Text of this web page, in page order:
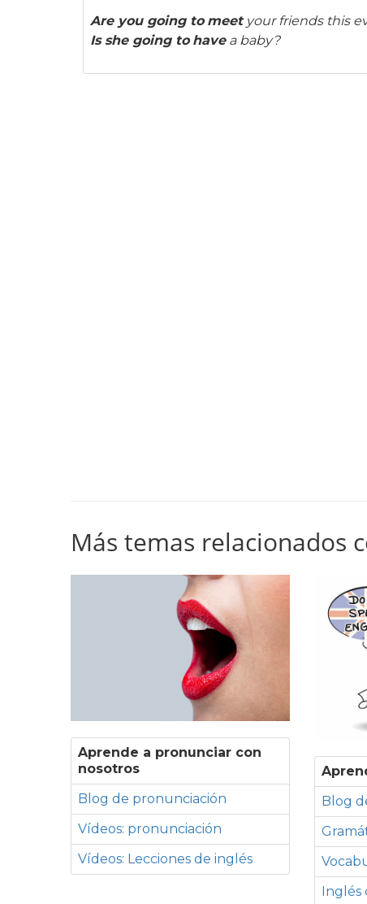
Are you going to meetyour friends this
Is she going to havea baby?
Más temas relacionados
Aprende a pronunciar con
nosotros
Blog de pronunciación
Vídeos: pronunciación
Vídeos: Lecciones de inglés
Blog
Inglés